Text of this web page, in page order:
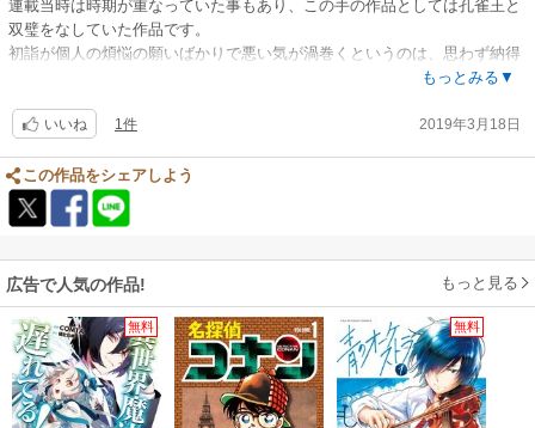
連載当時は時期が重なっていた事もあり、この手の作品としては孔雀王と
双璧をなしていた作品です。
初詣が個人の煩悩の願いばかりで悪い気が渦巻くというのは、思わず納得
もっとみる▼
いいね 1件 2019年3月18日
この作品をシェアしよう
広告で人気の作品! もっと見る
無料 無料